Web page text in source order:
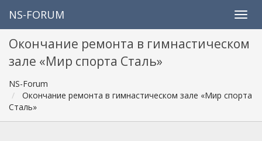
NS-FORUM
Окончание ремонта в гимнастическом
зале «Мир спорта Сталь»
NS-Forum
Окончание ремонта в гимнастическом зале «Мир спорта
Сталь»